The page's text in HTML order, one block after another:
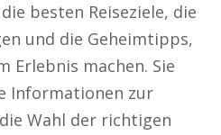
besten Reiseziele, die
und die Geheimtipps,
Erlebnis machen. Sie
Informationen zur
Wahl der richtigen